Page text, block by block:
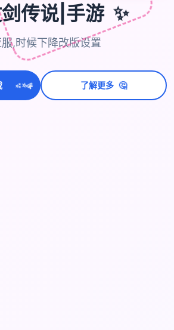
传说|手游 ✨
,时候下降改版设置
✨
⭐💫 了解更多 🤔